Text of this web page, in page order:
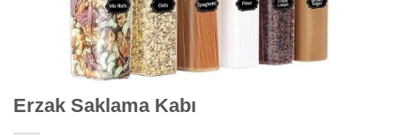
Erzak Saklama Kabı